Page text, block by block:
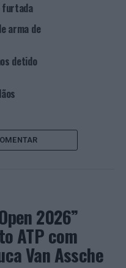
furtada
arma de
detido
2026”
ATP com
Van Assche